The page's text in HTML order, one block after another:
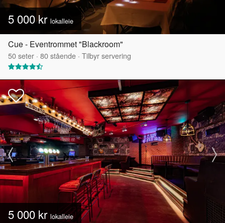
5 000 kr lokalleie
Cue - Eventrommet "Blackroom"
50seter · 80stående · Tilbyr servering
5 000 kr lokalleie